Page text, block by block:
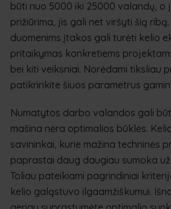
būti nuo 5000 iki 25000 valandų, o
prižiūrima, jis gali net viršyti šią ribą.
duomenims įtakos gali turėti kelio
pritaikymas konkretiems
bei kiti veiksniai. Norėdami tiksliau
patikrinkite šiuos parametrus
Numatytos darbo valandos gali
mašina nėra optimalios būklės.
savininkai, kurie mažina techninės
paprastai daug daugiau sumoka
Toliau pateikiami pagrindiniai
kelio galąstuvo ilgaamžiškumui.